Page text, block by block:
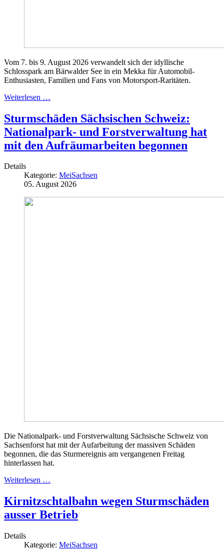
Vom 7. bis 9. August 2026 verwandelt sich der idyllische
Schlosspark am Bärwalder See in ein Mekka für Automobil-
Enthusiasten, Familien und Fans von Motorsport-Raritäten.
Weiterlesen …
Sturmschäden Sächsischen Schweiz:
Nationalpark- und Forstverwaltung hat
mit den Aufräumarbeiten begonnen
Details
Kategorie: MeiSachsen
05. August 2026
Die Nationalpark- und Forstverwaltung Sächsische Schweiz von
Sachsenforst hat mit der Aufarbeitung der massiven Schäden
begonnen, die das Sturmereignis am vergangenen Freitag
hinterlassen hat.
Weiterlesen …
Kirnitzschtalbahn wegen Sturmschäden
ausser Betrieb
Details
Kategorie: MeiSachsen